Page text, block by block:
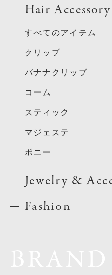
Hair Accessory
すべてのアイテム
クリップ
バナナクリップ
コーム
スティック
マジェステ
ポニー
Jewelry &
Fashion